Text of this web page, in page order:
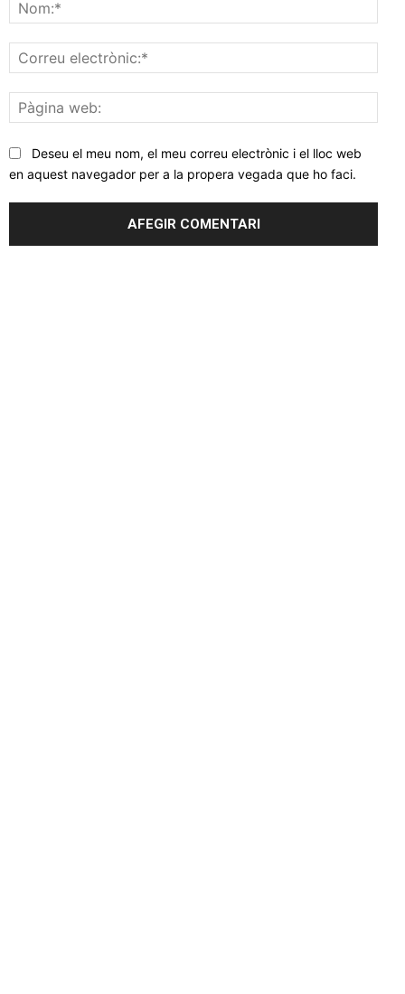
web:
Deseu el meu nom, el meu correu electrònic i el lloc web
en aquest navegador per a la propera vegada que ho faci.